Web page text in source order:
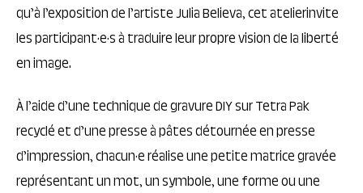
qu’à l’exposition de l’artiste Julia Believa, cet atelierinvite
les participant·e·s à traduire leur propre vision de la liberté
en image.
À l’aide d’une technique de gravure DIY sur Tetra Pak
recyclé et d’une presse à pâtes détournée en presse
d’impression, chacun·e réalise une petite matrice gravée
représentant un mot, un symbole, une forme ou une